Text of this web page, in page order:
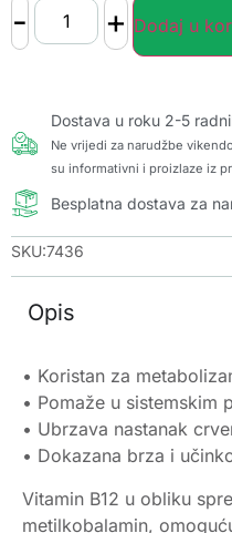
- + Dodaj u
Dostava u roku 2-5
Ne vrijedi za narudžbe
su informativni i proizlaze iz
Besplatna dostava za
SKU:7436
Opis
• Koristan za
• Pomaže u sistemskim
• Ubrzava nastanak
• Dokazana brza i
Vitamin B12 u obliku
metilkobalamin,